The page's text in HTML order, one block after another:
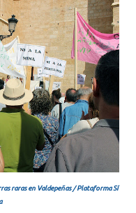
raras en Valdepeñas / Plataforma Sí